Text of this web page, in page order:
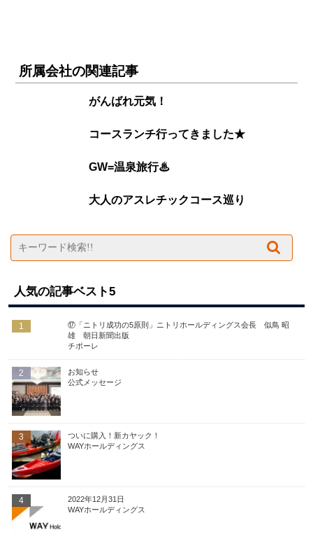
所属会社の関連記事
がんばれ元気！
コースランチ行ってきました★
GW=温泉旅行♨
大人のアスレチックコース巡り
人気の記事ベスト5
1
⑰「ニトリ成功の5原則」ニトリホールディングス会長 似鳥 昭
雄 朝日新聞出版
チポーレ
2
お知らせ
公式メッセージ
3
ついに購入！新カヤック！
WAYホールディングス
4
2022年12月31日
WAYホールディングス